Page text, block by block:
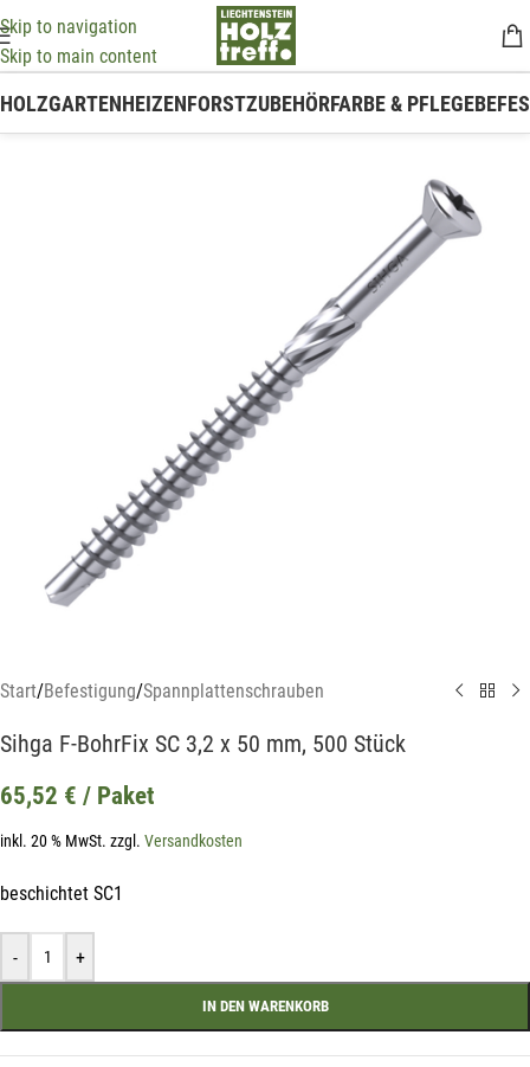
Skip to navigation
Skip to main content
HOLZGARTENHEIZENFORSTZUBEHÖRFARBE & PFLEGE
Start/Befestigung/Spannplattenschrauben
Sihga F-BohrFix SC 3,2 x 50 mm, 500 Stück
65,52 € / Paket
inkl. 20 % MwSt. zzgl. Versandkosten
beschichtet SC1
- +
IN DEN WARENKORB
Mit unserem Newsletter sind Sie
immer top-informiert über
Veranstaltungen und Aktionen
unseres Unternehmens.